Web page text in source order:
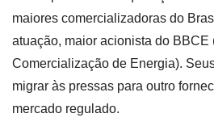
maiores comercializadoras do
atuação, maior acionista do
Comercialização de Energia).
migrar às pressas para outro
mercado regulado.